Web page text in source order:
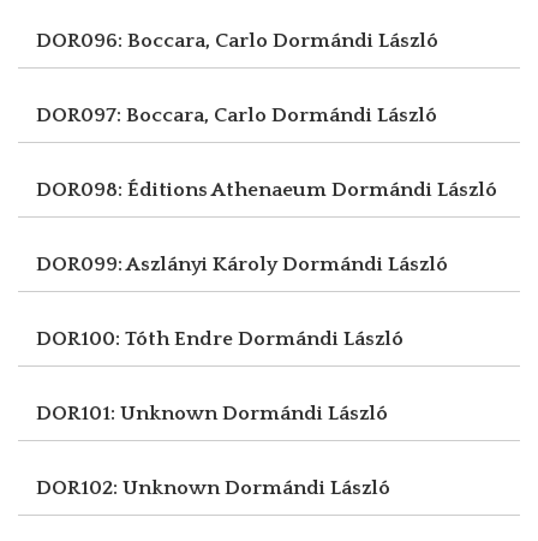
DOR096: Boccara, Carlo Dormándi László
DOR097: Boccara, Carlo Dormándi László
DOR098: Éditions Athenaeum Dormándi László
DOR099: Aszlányi KárolyDormándi László
DOR100: Tóth Endre Dormándi László
DOR101: UnknownDormándi László
DOR102: UnknownDormándi László